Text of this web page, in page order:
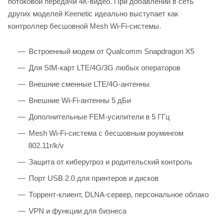
других моделей Keenetic идеально выступает как
контроллер бесшовной Mesh Wi-Fi-системы.
Встроенный модем от Qualcomm Snapdragon X5
Для SIM-карт LTE/4G/3G любых операторов
Внешние сменные LTE/4G-антенны
Внешние Wi-Fi-антенны 5 дБи
Дополнительные FEM-усилители в 5 ГГц
Mesh Wi-Fi-система с бесшовным роумингом
802.11r/k/v
Защита от киберугроз и родительский контроль
Порт USB 2.0 для принтеров и дисков
Торрент-клиент, DLNA-сервер, персональное облако
VPN и функции для бизнеса